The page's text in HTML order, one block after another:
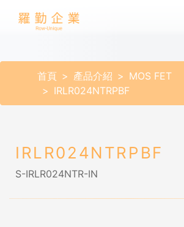
首頁 產品介紹
MOS FET
IRLR024NTRPBF
IRLR024NTRPBF
S-IRLR024NTR-IN